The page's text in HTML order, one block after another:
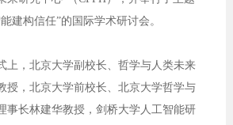
建构信任”的国际学术研讨会。
上，北京大学副校长、哲学与人类未来
授，北京大学前校长、北京大学哲学与
事长林建华教授，剑桥大学人工智能研